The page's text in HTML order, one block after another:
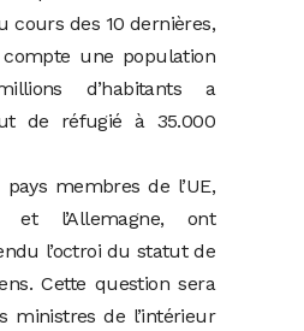
cours des 10 dernières,
une population
d’habitants a
de réfugié à 35.000
membres de l’UE,
et l’Allemagne, ont
l’octroi du statut de
Cette question sera
ministres de l’intérieur